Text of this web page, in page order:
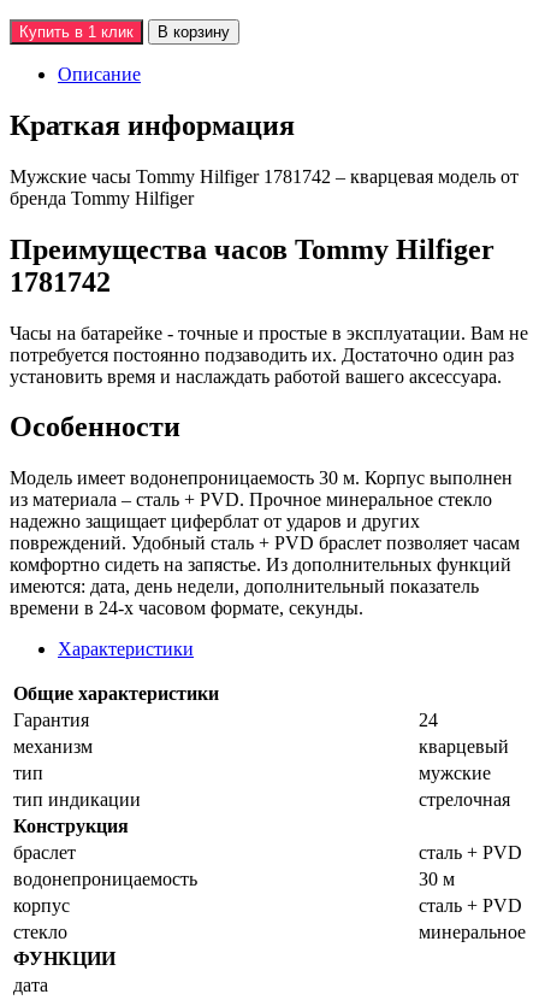
Купить в 1 клик В корзину
Описание
Краткая информация
Мужские часы Tommy Hilfiger 1781742 – кварцевая модель от
бренда Tommy Hilfiger
Преимущества часов Tommy Hilfiger
1781742
Часы на батарейке - точные и простые в эксплуатации. Вам не
потребуется постоянно подзаводить их. Достаточно один раз
установить время и наслаждать работой вашего аксессуара.
Особенности
Модель имеет водонепроницаемость 30 м. Корпус выполнен
из материала – сталь + PVD. Прочное минеральное стекло
надежно защищает циферблат от ударов и других
повреждений. Удобный сталь + PVD браслет позволяет часам
комфортно сидеть на запястье. Из дополнительных функций
имеются: дата, день недели, дополнительный показатель
времени в 24-х часовом формате, секунды.
Характеристики
Общие характеристики
Гарантия
24
механизм
кварцевый
тип
мужские
тип индикации
стрелочная
Конструкция
браслет
сталь + PVD
водонепроницаемость
30 м
корпус
сталь + PVD
стекло
минеральное
ФУНКЦИИ
дата